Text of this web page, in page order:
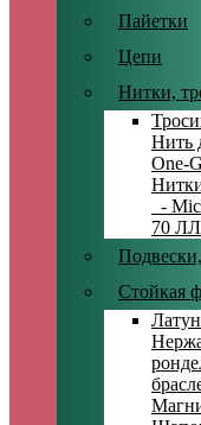
Пайетки
Цепи
Нитки,
Нить
One-G
-
70 ЛЛ
Стойкая